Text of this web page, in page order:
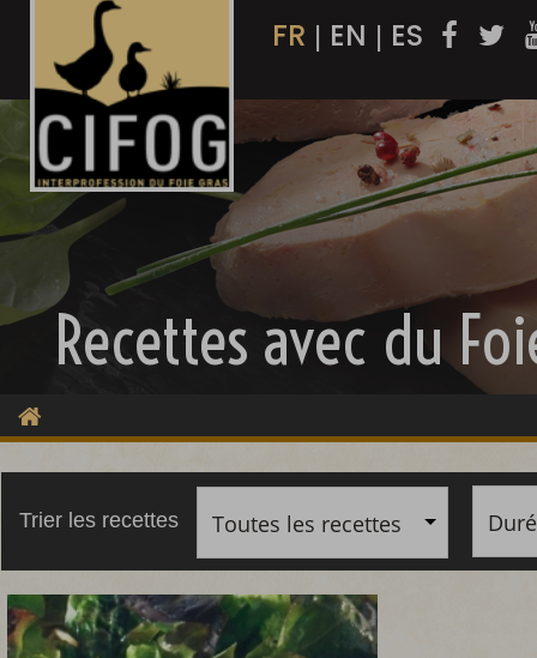
FR | EN | ES
Recettes avec du
Trier les recettes Toutes les recettes